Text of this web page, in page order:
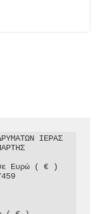
ΙΕΡΑΣ
σε Ευρώ ( € )